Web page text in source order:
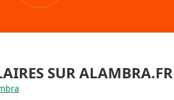
SUR ALAMBRA.FR